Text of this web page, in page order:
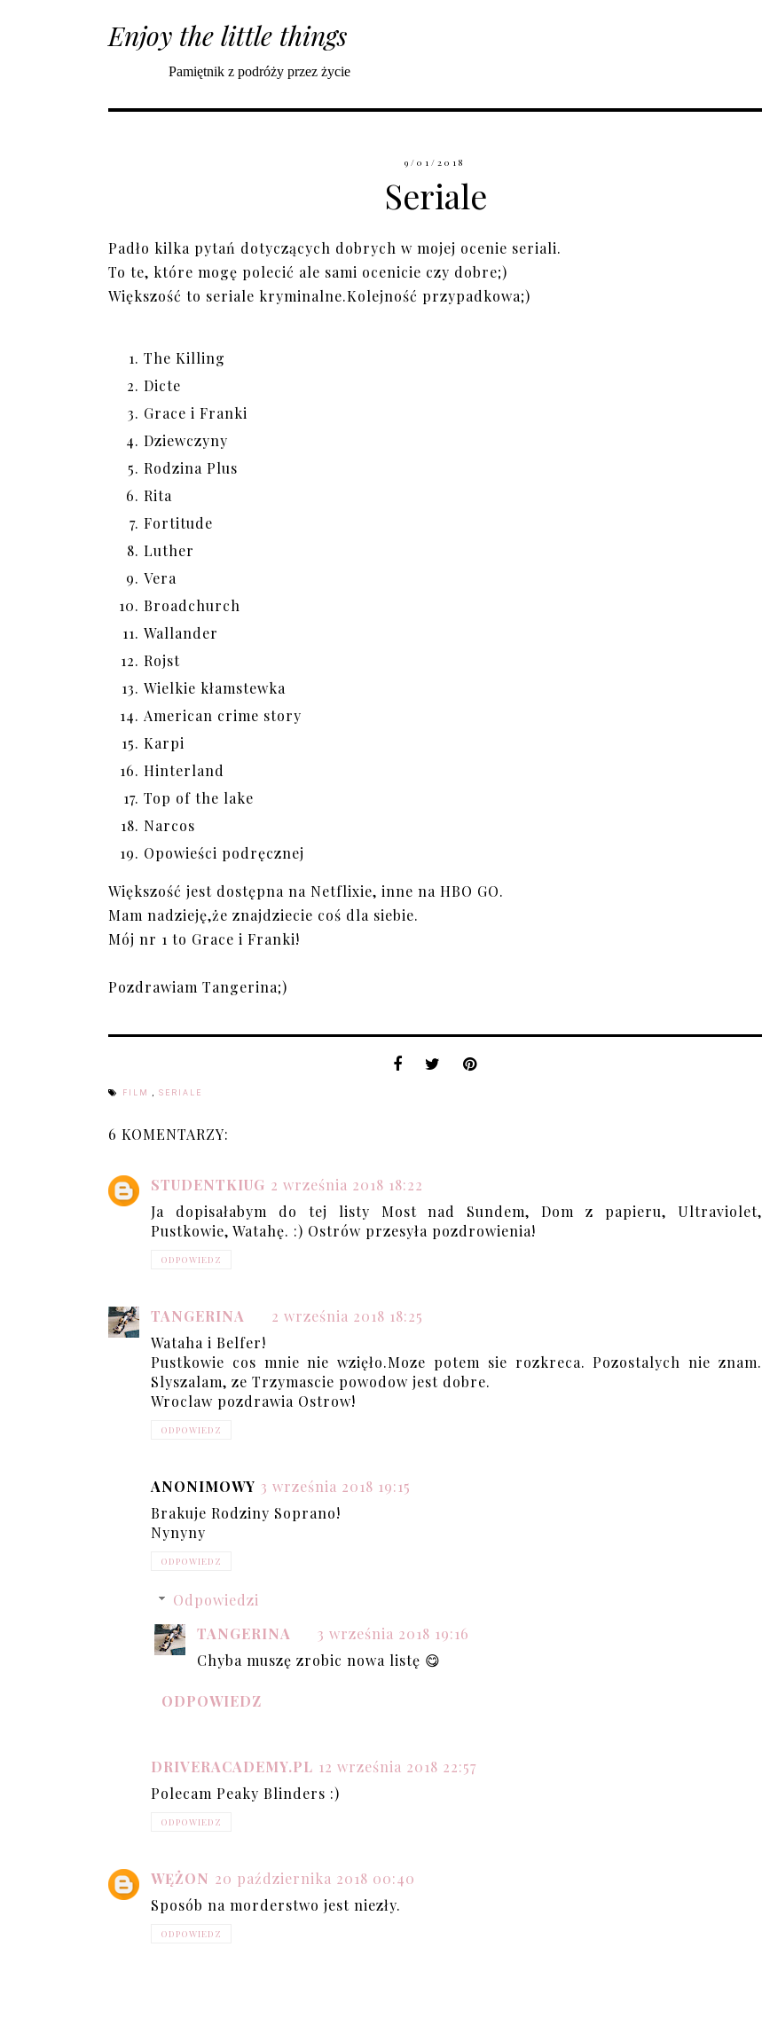
Enjoy the little things
Pamiętnik z podróży przez życie
9/01/2018
Seriale
Padło kilka pytań dotyczących dobrych w mojej ocenie seriali.
To te, które mogę polecić ale sami ocenicie czy dobre;)
Większość to seriale kryminalne.Kolejność przypadkowa;)
The Killing
Dicte
Grace i Franki
Dziewczyny
Rodzina Plus
Rita
Fortitude
Luther
Vera
Broadchurch
Wallander
Rojst
Wielkie kłamstewka
American crime story
Karpi
Hinterland
Top of the lake
Narcos
Opowieści podręcznej
Większość jest dostępna na Netflixie, inne na HBO GO.
Mam nadzieję,że znajdziecie coś dla siebie.
Mój nr 1 to Grace i Franki!
Pozdrawiam Tangerina;)
FILM , SERIALE
6 KOMENTARZY:
STUDENTKIUG 2 września 2018 18:22
Ja dopisałabym do tej listy Most nad Sundem, Dom z papieru, Ultraviolet,
Pustkowie, Watahę. :) Ostrów przesyła pozdrowienia!
ODPOWIEDZ
TANGERINA
2 września 2018 18:25
Wataha i Belfer!
Pustkowie cos mnie nie wzięło.Moze potem sie rozkreca. Pozostalych nie znam.
Slyszalam, ze Trzymascie powodow jest dobre.
Wroclaw pozdrawia Ostrow!
ODPOWIEDZ
ANONIMOWY 3 września 2018 19:15
Brakuje Rodziny Soprano!
Nynyny
ODPOWIEDZ
Odpowiedzi
TANGERINA
3 września 2018 19:16
Chyba muszę zrobic nowa listę 😋
ODPOWIEDZ
DRIVERACADEMY.PL 12 września 2018 22:57
Polecam Peaky Blinders :)
ODPOWIEDZ
WĘŻON 20 października 2018 00:40
Sposób na morderstwo jest niezły.
ODPOWIEDZ